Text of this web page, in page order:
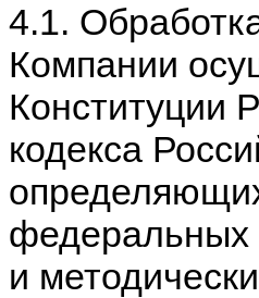
4.1.
Компании
Конституции
кодекса
федеральных
и